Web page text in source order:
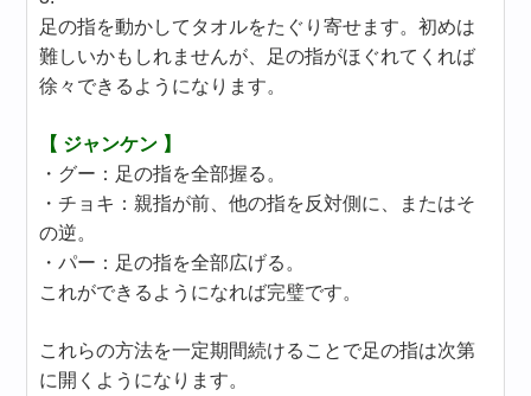
足の指を動かしてタオルをたぐり寄せます。初めは
難しいかもしれませんが、足の指がほぐれてくれば
徐々できるようになります。
【 ジャンケン 】
・グー：足の指を全部握る。
・チョキ：親指が前、他の指を反対側に、またはそ
の逆。
・パー：足の指を全部広げる。
これができるようになれば完璧です。
これらの方法を一定期間続けることで足の指は次第
に開くようになります。